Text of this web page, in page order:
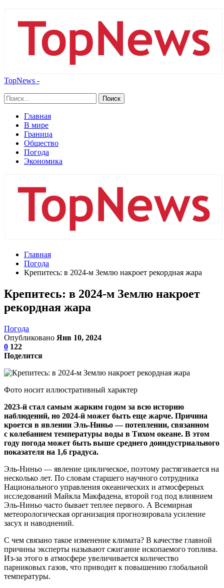
TopNews -
Главная
В мире
Граница
Общество
Погода
Экономика
Главная
Погода
Крепитесь: в 2024-м Землю накроет рекордная жара
Крепитесь: в 2024-м Землю накроет
рекордная жара
Погода
Опубликовано Янв 10, 2024
0 122
Поделится
Фото носит иллюстративный характер
2023-й стал самым жарким годом за всю историю
наблюдений, но 2024-й может быть еще жарче. Причина
кроется в явлении Эль-Ниньо — потеплении, связанном
с колебанием температуры воды в Тихом океане. В этом
году погода может быть выше среднего доиндустриального
показателя на 1,6 градуса.
Эль-Ниньо — явление циклическое, поэтому растягивается на
несколько лет. По словам старшего научного сотрудника
Национального управления океанических и атмосферных
исследований Майкла Макфадена, второй год под влиянием
Эль-Ниньо часто бывает теплее первого. А Всемирная
метеорологическая организация прогнозировала усиление
засух и наводнений.
С чем связано такое изменение климата? В качестве главной
причины эксперты называют сжигание ископаемого топлива.
Из-за этого в атмосфере увеличивается количество
парниковых газов, что приводит к повышению глобальной
температуры.